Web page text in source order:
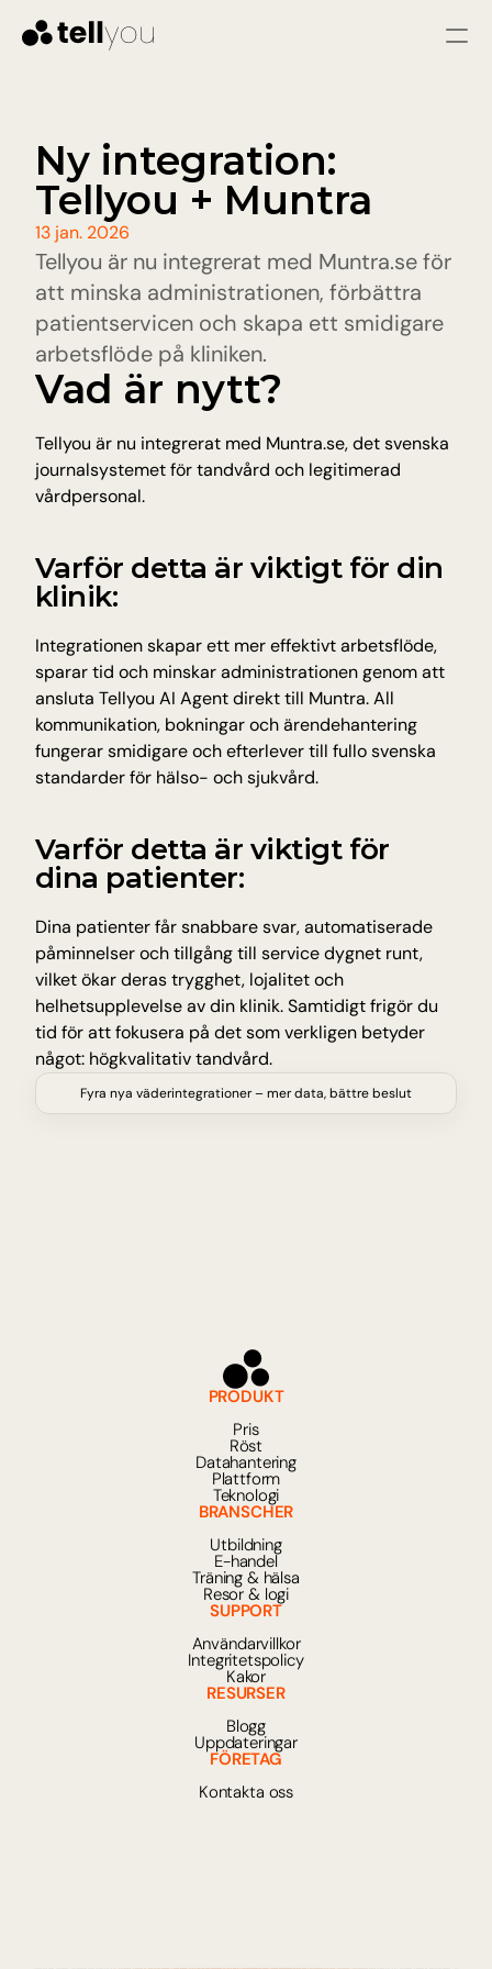
Tjänster
Pris
LÖSNINGAR
Kundtjänst
Omedelbara svar och färre problem genom
snabb och konsekvent hjälp
Säljare
Kvalificera leads, svara på frågor och vägled
besökare till att bli varma leads.
Resurser
Håll dig uppdaterad med det senaste
Teknologi
AI för precision, tillförlitlighet och snabbhet
INDUSTRIER
Utbildning
E-handel
Produktfrågor om frakt och returer
Träning & hälsa
Bokningar, avbokningar och medlemssupport
Resor och gästfrihet
Bokningar, avbokningar och återbetalningar
Ny integration:
Tellyou + Muntra
13 jan. 2026
Tellyou är nu integrerat med Muntra.se för
att minska administrationen, förbättra
patientservicen och skapa ett smidigare
arbetsflöde på kliniken.
Vad är nytt?
Tellyou är nu integrerat med Muntra.se, det svenska
journalsystemet för tandvård och legitimerad
vårdpersonal.
Varför detta är viktigt för din
klinik:
Integrationen skapar ett mer effektivt arbetsflöde,
sparar tid och minskar administrationen genom att
ansluta Tellyou AI Agent direkt till Muntra. All
kommunikation, bokningar och ärendehantering
fungerar smidigare och efterlever till fullo svenska
standarder för hälso- och sjukvård.
Varför detta är viktigt för
dina patienter:
Dina patienter får snabbare svar, automatiserade
påminnelser och tillgång till service dygnet runt,
vilket ökar deras trygghet, lojalitet och
helhetsupplevelse av din klinik. Samtidigt frigör du
tid för att fokusera på det som verkligen betyder
något: högkvalitativ tandvård.
Fyra nya väderintegrationer – mer data, bättre beslut
PRODUKT
Pris
Röst
Datahantering
Plattform
Teknologi
BRANSCHER
Utbildning
E-handel
Träning & hälsa
Resor & logi
SUPPORT
Användarvillkor
Integritetspolicy
Kakor
RESURSER
Blogg
Uppdateringar
FÖRETAG
Kontakta oss